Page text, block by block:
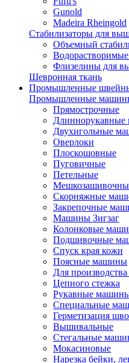
Gunold
Madeira Rheingold
Стабилизаторы для
Объемный
Флизелины для
Шевронная ткань
Промышленные
Промышленные
Прямострочные
Двухигольные
Оверлоки
Плоскошовные
Пуговичные
Петельные
Скорняжные
Закрепочные
Машины Зигзаг
Колонковые
Подшивочные
Спуск края кожи
Поясные машины
Для производства
Цепного стежка
Рукавные
Специальные
Герметизация
Вышивальные
Стегальные
Мокасиновые
Нарезка бейки,